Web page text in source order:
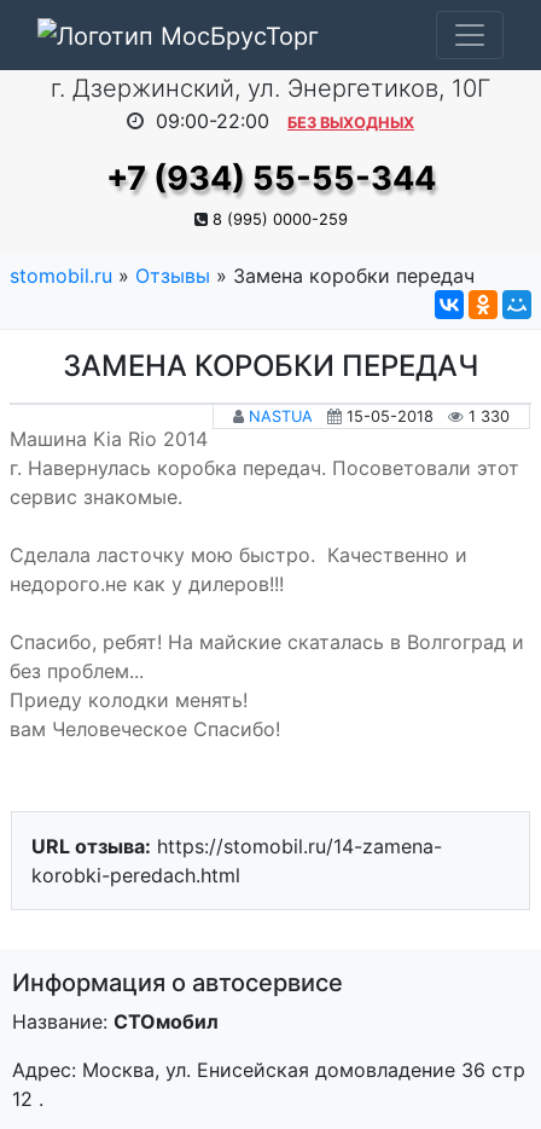
г. Дзержинский, ул. Энергетиков, 10Г
09:00-22:00 БЕЗ ВЫХОДНЫХ
+7 (934) 55-55-344
8 (995) 0000-259
stomobil.ru » Отзывы » Замена коробки передач
ЗАМЕНА КОРОБКИ ПЕРЕДАЧ
NASTUA 15-05-2018 1 330
Машина Kia Rio 2014
г. Навернулась коробка передач. Посоветовали этот
сервис знакомые.
Cделала ласточку мою быстро. Качественно и
недорого.не как у дилеров!!!
Спасибо, ребят! На майские скаталась в Волгоград и
без проблем...
Приеду колодки менять!
вам Человеческое Спасибо!
URL отзыва: https://stomobil.ru/14-zamena-
korobki-peredach.html
Информация о автосервисе
Название: СТОмобил
Адрес: Москва, ул. Енисейская домовладение 36 стр
12 .